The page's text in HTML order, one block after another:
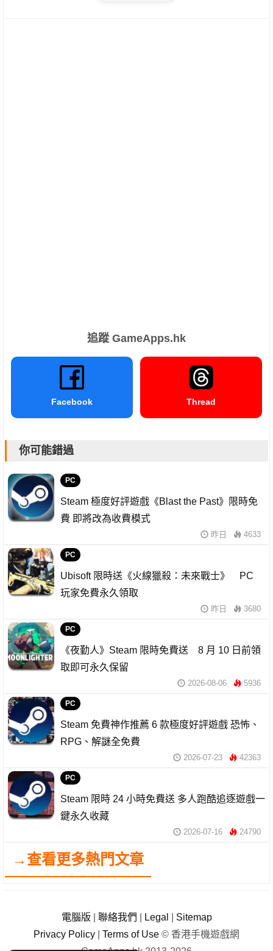
追蹤 GameApps.hk
Facebook Thread
你可能錯過
PC
Steam 極度好評遊戲《Blast the Past》限時免
費 即將改為收費模式
昨日 4633
PC
Ubisoft 限時送《火線獵殺：未來戰士》 PC
玩家免費永久領取
昨日 3680
PC
《夜勤人》Steam 限時免費送 8 月 10 日前領
取即可永久保留
2026-08-06 5936
PC
Steam 免費神作推薦 6 款極度好評遊戲 恐怖、
RPG、解謎全免費
2026-07-23 42363
PC
Steam 限時 24 小時免費送 多人跑酷追逐遊戲一
鍵永久收藏
2026-07-16 24790
→查看更多熱門文章
電腦版 聯絡我們 Legal
Sitemap
Privacy Policy
Terms of Use © 香港手機遊戲網